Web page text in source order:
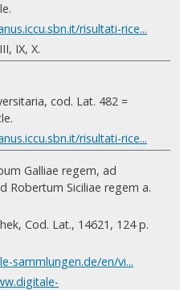
risultati-rice...
IX, X.
cod. Lat. 482 =
risultati-rice...
Galliae regem, ad
Robertum Siciliae regem a.
Cod. Lat., 14621, 124 p.
sammlungen.de/en/vi...